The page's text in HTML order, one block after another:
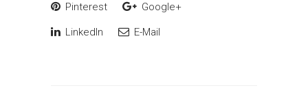
Pinterest Google+
LinkedIn E-Mail